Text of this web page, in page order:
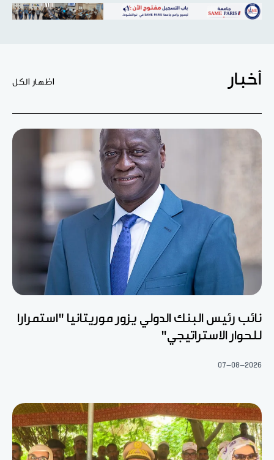
أخبار اظهار الكل
نائب رئيس البنك الدولي يزور موريتانيا "استمرارا
للحوار الاستراتيجي"
07-08-2026